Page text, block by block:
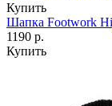
Купить
Шапка Footwork
1190 р.
Купить